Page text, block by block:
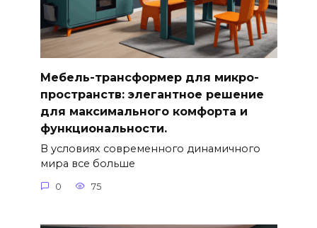
Мебель-трансформер для микро-
пространств: элегантное решение
для максимального комфорта и
функциональности.
В условиях современного динамичного
мира все больше
0 75